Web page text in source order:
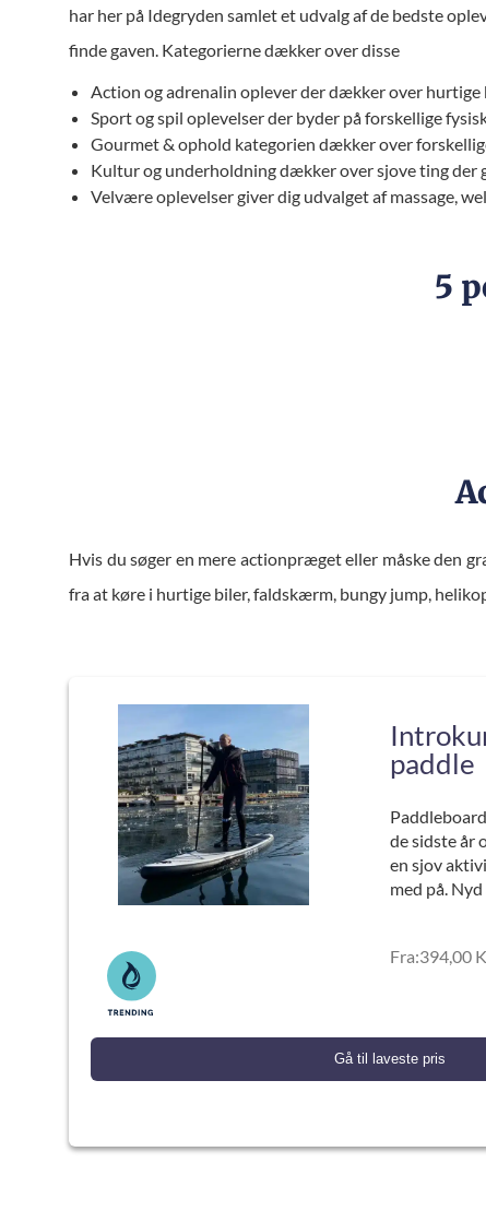
har her på Idegryden samlet et udvalg af de bedste
finde gaven. Kategorierne dækker over disse
Action og adrenalin oplever der dækker over
Sport og spil oplevelser der byder på forskellige
Gourmet & ophold kategorien dækker over
Kultur og underholdning dækker over sjove ting der
Velvære oplevelser giver dig udvalget af massage,
5
Hvis du søger en mere actionpræget eller måske den
fra at køre i hurtige biler, faldskærm, bungy jump,
paddle
de sidste år
en sjov
med på.
Fra:394,00
Gå til laveste pris